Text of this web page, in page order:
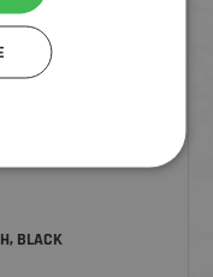
BLACK